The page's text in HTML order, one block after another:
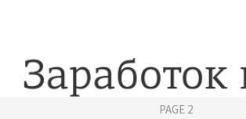
РАБОТА В ИНТЕРНЕТЕ
PAGE 2